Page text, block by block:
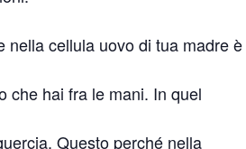
nella cellula uovo di tua madre è
che hai fra le mani. In quel
Questo perché nella